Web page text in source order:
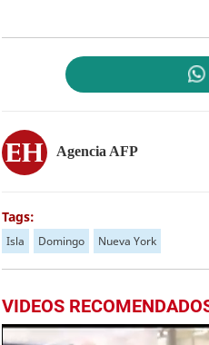
Agencia AFP
Tags:
Isla Domingo Nueva York
VIDEOS